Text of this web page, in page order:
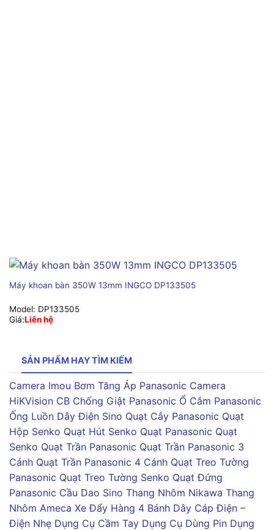
Máy khoan bàn 350W 13mm INGCO DP133505
Model: DP133505
Giá:Liên hệ
SẢN PHẨM HAY TÌM KIẾM
Camera Imou Bơm Tăng Áp Panasonic Camera
HiKVision CB Chống Giật Panasonic Ổ Cắm Panasonic
Ống Luồn Dây Điện Sino Quạt Cây Panasonic Quạt
Hộp Senko Quạt Hút Senko Quạt Panasonic Quạt
Senko Quạt Trần Panasonic Quạt Trần Panasonic 3
Cánh Quạt Trần Panasonic 4 Cánh Quạt Treo Tường
Panasonic Quạt Treo Tường Senko Quạt Đứng
Panasonic Cầu Dao Sino Thang Nhôm Nikawa Thang
Nhôm Ameca Xe Đẩy Hàng 4 Bánh Dây Cáp Điện –
Điện Nhẹ Dụng Cụ Cầm Tay Dụng Cụ Dùng Pin Dụng